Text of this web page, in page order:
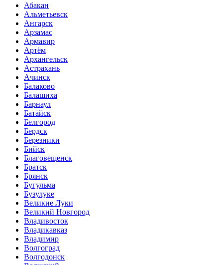
Абакан
Альметьевск
Ангарск
Арзамас
Армавир
Артём
Архангельск
Астрахань
Ачинск
Балаково
Балашиха
Барнаул
Батайск
Белгород
Бердск
Березники
Бийск
Благовещенск
Братск
Брянск
Бугульма
Бузулуке
Великие Луки
Великий Новгород
Владивосток
Владикавказ
Владимир
Волгоград
Волгодонск